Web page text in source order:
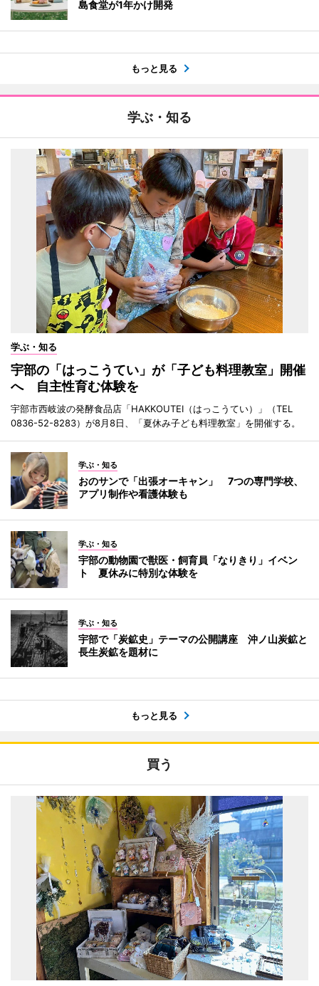
島食堂が1年かけ開発
もっと見る
学ぶ・知る
学ぶ・知る
宇部の「はっこうてい」が「子ども料理教室」開催
へ 自主性育む体験を
宇部市西岐波の発酵食品店「HAKKOUTEI（はっこうてい）」（TEL
0836-52-8283）が8月8日、「夏休み子ども料理教室」を開催する。
学ぶ・知る
おのサンで「出張オーキャン」 7つの専門学校、
アプリ制作や看護体験も
学ぶ・知る
宇部の動物園で獣医・飼育員「なりきり」イベン
ト 夏休みに特別な体験を
学ぶ・知る
宇部で「炭鉱史」テーマの公開講座 沖ノ山炭鉱と
長生炭鉱を題材に
もっと見る
買う